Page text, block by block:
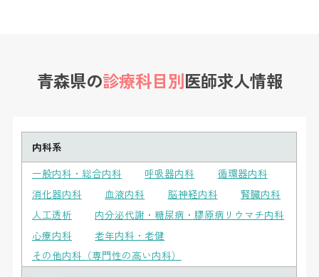
青森県の診療科目別医師求人情報
内科系
一般内科・総合内科
呼吸器内科
循環器内科
消化器内科
血液内科 脳神経内科
腎臓内科
人工透析
内分泌代謝・糖尿病・膠原病リウマチ内科
心療内科
老年内科・老健
その他内科（専門性の高い内科）